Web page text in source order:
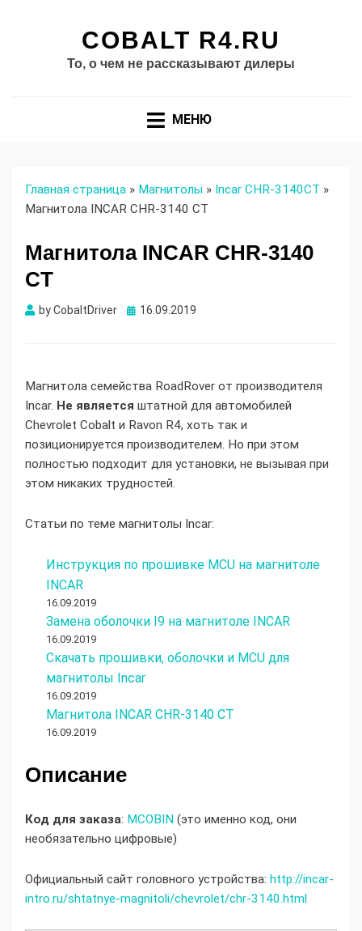
COBALT R4.RU
То, о чем не рассказывают дилеры
МЕНЮ
Главная страница » Магнитолы » Incar CHR-3140CT »
Магнитола INCAR CHR-3140 CT
Магнитола INCAR CHR-3140
CT
byCobaltDriver Опубликовано
16.09.2019
Магнитола семейства RoadRover от производителя
Incar. Не является штатной для автомобилей
Chevrolet Cobalt и Ravon R4, хоть так и
позиционируется производителем. Но при этом
полностью подходит для установки, не вызывая при
этом никаких трудностей.
Статьи по теме магнитолы Incar:
Инструкция по прошивке MCU на магнитоле
INCAR
16.09.2019
Замена оболочки I9 на магнитоле INCAR
16.09.2019
Скачать прошивки, оболочки и MCU для
магнитолы Incar
16.09.2019
Магнитола INCAR CHR-3140 CT
16.09.2019
Описание
Код для заказа: MCOBIN (это именно код, они
необязательно цифровые)
Официальный сайт головного устройства: http://incar-
intro.ru/shtatnye-magnitoli/chevrolet/chr-3140.html